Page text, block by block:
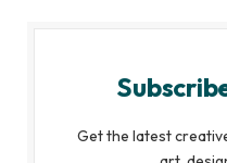
Get the latest